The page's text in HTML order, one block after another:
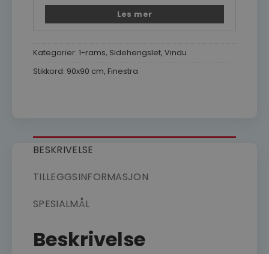
Les mer
Kategorier: 1-rams, Sidehengslet, Vindu
Stikkord: 90x90 cm, Finestra
BESKRIVELSE
TILLEGGSINFORMASJON
SPESIALMÅL
Beskrivelse